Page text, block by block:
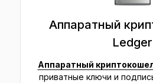
Аппаратный
Ledger
Аппаратный
приватные ключи и